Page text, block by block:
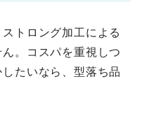
トロング加工による
。コスパを重視しつ
たいなら、型落ち品